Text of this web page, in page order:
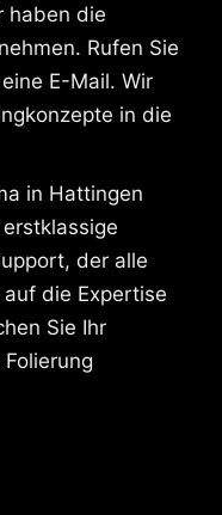
haben die
Rufen Sie
E-Mail. Wir
in die
in Hattingen
der alle
die Expertise
Sie Ihr